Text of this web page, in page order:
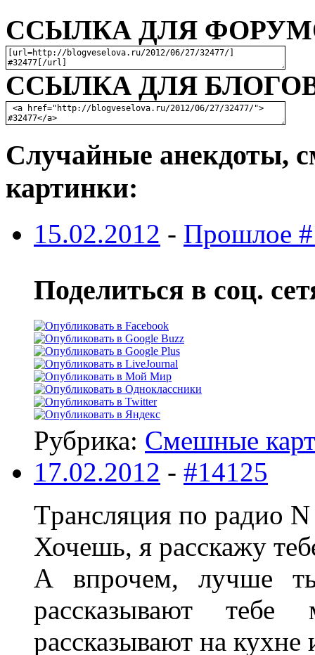
ССЫЛКА ДЛЯ
ССЫЛКА ДЛЯ БЛОГОВ
Случайные анекдоты,
картинки:
15.02.2012 - Прошлое
Поделиться в соц.
Рубрика: Смешные
17.02.2012 - #14125
Тpансляция по pадио N
Хочешь, я pасскажу
А впpочем, лучше
pассказывают
pассказывают на кухне